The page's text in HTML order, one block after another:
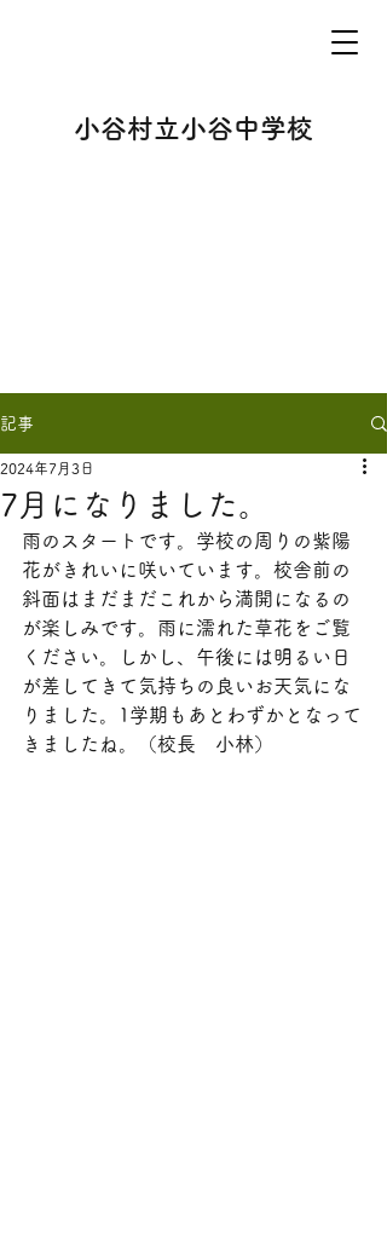
小谷村立小谷中学校
記事
7月になりました。
2024年7月3日
雨のスタートです。学校の周りの紫陽
花がきれいに咲いています。校舎前の
斜面はまだまだこれから満開になるの
が楽しみです。雨に濡れた草花をご覧
ください。しかし、午後には明るい日
が差してきて気持ちの良いお天気にな
りました。1学期もあとわずかとなって
きましたね。（校長　小林）